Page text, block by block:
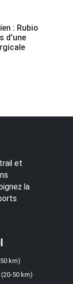
: Rubio
d'une
et
la
km)
50 km)